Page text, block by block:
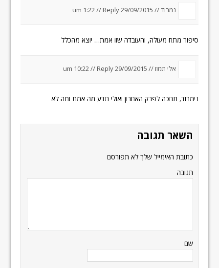
נמרוד//
29/09/2015 um 1:22
//Reply
סיפור מתח מעולה, והעובדה שזו אמת… יוצא מהכלל
אלי תמוז//
29/09/2015 um 10:22
//Reply
נימרוד, תחכה לפרק האחרון ואולי תדע מה אמת ומה לא
השאר תגובה
כתובת האימייל שלך לא תפורסם
תגובה
שם